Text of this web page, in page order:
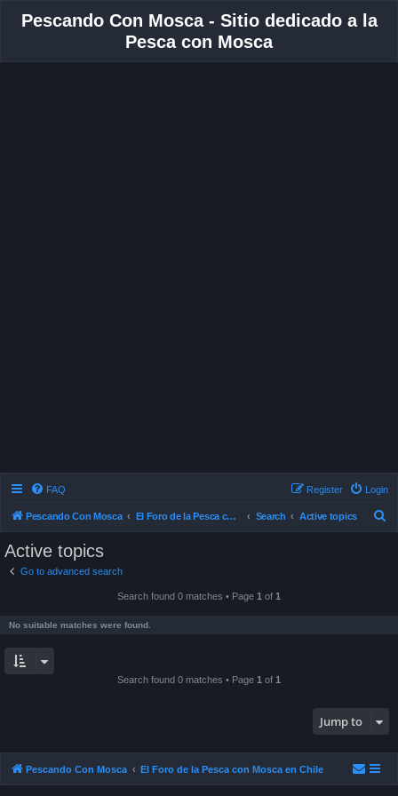
Pescando Con Mosca - Sitio dedicado a la
Pesca con Mosca
FAQ Login
Register
Pescando Con Mosca El Foro de la Pesca con Mosca en Chile Search Active topics
Active topics
Go to advanced search
Search found 0 matches • Page 1 of 1
No suitable matches were found.
Search found 0 matches • Page 1 of 1
Jump to
Pescando Con Mosca El Foro de la Pesca con Mosca en Chile